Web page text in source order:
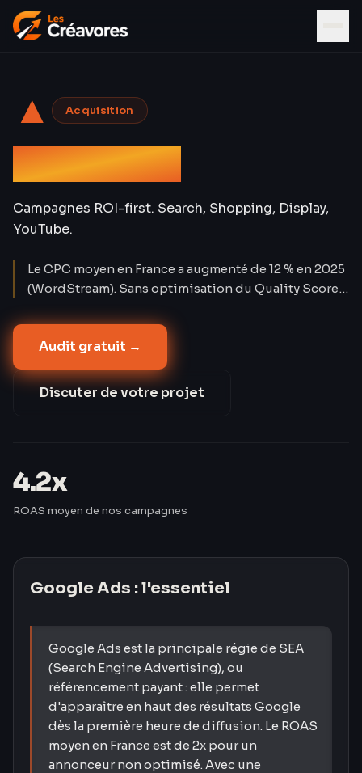
▲ Acquisition
Google Ads
Campagnes ROI-first. Search, Shopping, Display,
YouTube.
Le CPC moyen en France a augmenté de 12 % en 2025
(WordStream). Sans optimisation du Quality Score,
de son potentiel. Nos comptes affichent un Quality
Score moyen de 7,8/10 — soit un CPC réduit de 38 %
par rapport au marché.
Audit gratuit →
Discuter de votre projet
4.2x
ROAS moyen de nos campagnes
Google Ads : l'essentiel
Google Ads est la principale régie de SEA
(Search Engine Advertising), ou
référencement payant : elle permet
d'apparaître en haut des résultats Google
dès la première heure de diffusion. Le ROAS
moyen en France est de 2x pour un
annonceur non optimisé. Avec une